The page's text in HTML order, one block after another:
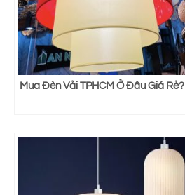
Mua Đèn Vải TPHCM Ở Đâu Giá Rẻ?